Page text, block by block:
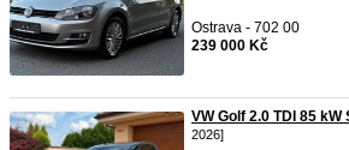
Ostrava - 702 00
239 000 Kč
VW Golf 2.0 TDI 85 kW
2026]